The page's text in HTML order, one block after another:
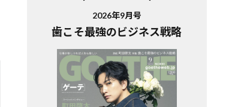
2026年9月号
歯こそ最強のビジネス戦略